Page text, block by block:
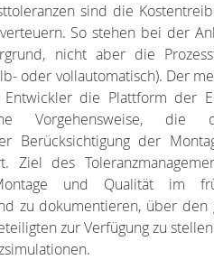
sind die
So stehen bei der
nicht aber die
oder vollautomatisch). Der
die Plattform der
Vorgehensweise, die
Berücksichtigung der
Ziel des
und Qualität im
zu dokumentieren, über den
zur Verfügung zu